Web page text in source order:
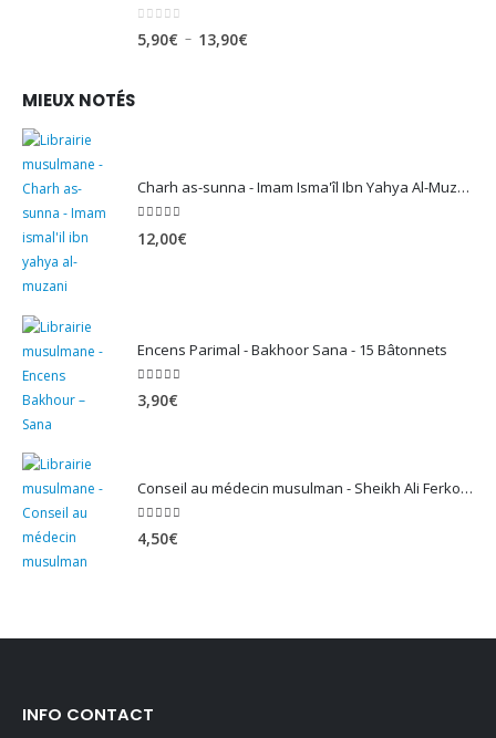
5,90€ – 13,90€
MIEUX NOTÉS
Charh as-sunna - Imam Isma'îl Ibn Yahya Al-Muzanî
12,00€
Encens Parimal - Bakhoor Sana - 15 Bâtonnets
5.00sur 5
3,90€
Conseil au médecin musulman - Sheikh Ali Ferkous
5.00sur 5
4,50€
INFO CONTACT